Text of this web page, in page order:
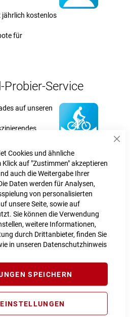
Cookies und ähnliche
auf "Zustimmen" akzeptieren
auch die Weitergabe Ihrer
Daten werden für Analysen,
von personalisierten
unsere Seite, sowie auf
Sie können die Verwendung
weitere Informationen,
durch Drittanbieter, finden Sie
in unseren Datenschutzhinweis
SPEICHERN
jährlich kostenlos
für
Probier-Service
auf unseren
Mountain-Bikes,
Sättel,
–anhänger,
Service
für einen
des
Räder über